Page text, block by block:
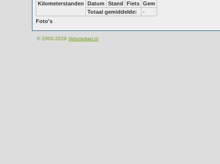
Kilometerstanden
Datum Stand Fiets Gem
Totaal gemiddelde:
-
Foto's
© 2000-2026 Velomobiel.nl